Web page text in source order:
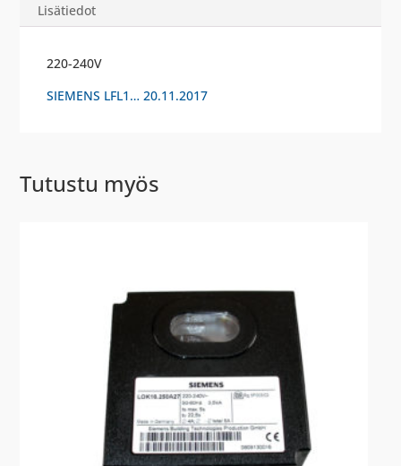
Lisätiedot
220-240V
SIEMENS LFL1… 20.11.2017
Tutustu myös